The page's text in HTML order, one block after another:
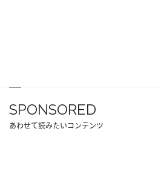
SPONSORED
あわせて読みたいコンテンツ